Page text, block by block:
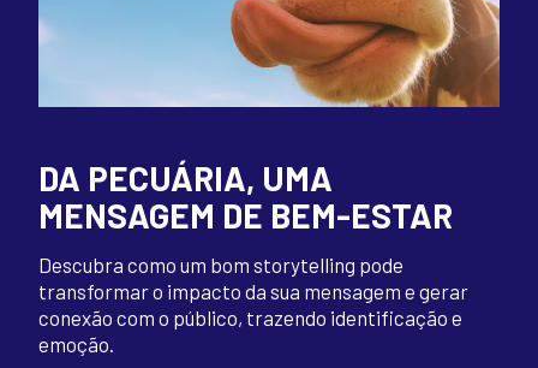
DA PECUÁRIA, UMA
MENSAGEM DE BEM-ESTAR
Descubra como um bom storytelling pode
transformar o impacto da sua mensagem e gerar
conexão com o público, trazendo identificação e
emoção.